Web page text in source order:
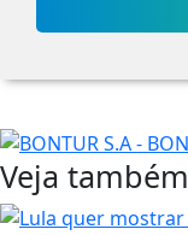
Veja também